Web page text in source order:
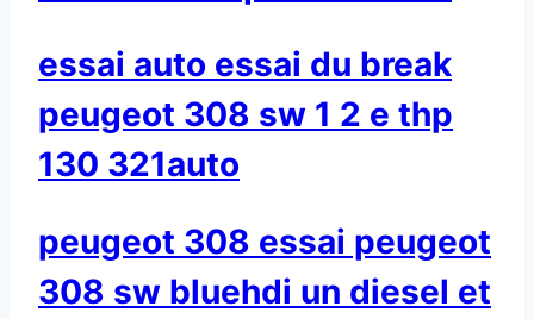
essai auto essai du break
peugeot 308 sw 1 2 e thp
130 321auto
peugeot 308 essai peugeot
308 sw bluehdi un diesel et